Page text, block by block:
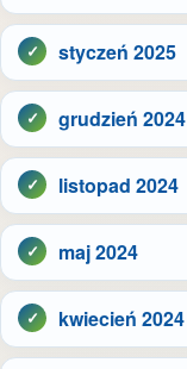
styczeń 2025
grudzień 2024
listopad 2024
maj 2024
kwiecień 2024